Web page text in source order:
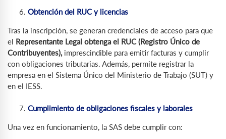
Obtención del RUC y licencias
Tras la inscripción, se generan credenciales de acceso para que
el Representante Legal obtenga el RUC (Registro Único de
Contribuyentes), imprescindible para emitir facturas y cumplir
con obligaciones tributarias. Además, permite registrar la
empresa en el Sistema Único del Ministerio de Trabajo (SUT) y
en el IESS.
Cumplimiento de obligaciones fiscales y laborales
Una vez en funcionamiento, la SAS debe cumplir con: